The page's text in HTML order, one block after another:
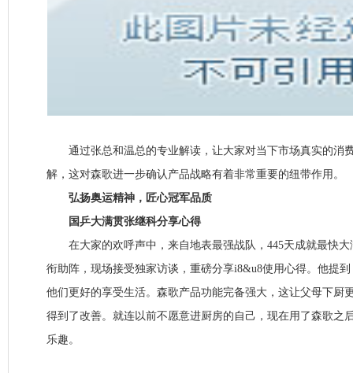
通过张总和温总的专业解读，让大家对当下市场真实的消
解，这对森歌进一步确认产品战略有着非常重要的纽带作用。
弘扬奥运精神，匠心冠军品质
国乒大满贯张继科分享心得
在大家的欢呼声中，来自地表最强战队，445天成就最快大
衔助阵，现场接受独家访谈，重磅分享i8&u8使用心得。他提
他们更好的享受生活。森歌产品功能完备强大，这让父母下厨
得到了改善。就连以前不愿意进厨房的自己，现在用了森歌之
乐趣。